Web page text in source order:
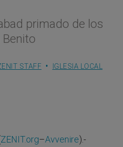
primado de los
STAFF IGLESIA LOCAL
ZENIT.org–Avvenire).-